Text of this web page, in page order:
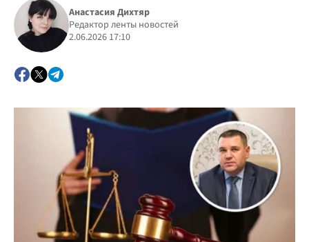
Анастасия Дихтяр
Редактор ленты новостей
2.06.2026 17:10